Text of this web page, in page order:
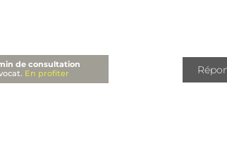
de consultation
En profiter